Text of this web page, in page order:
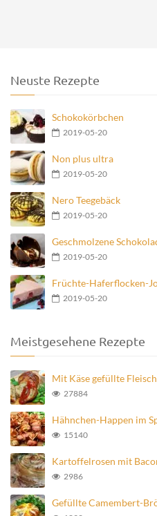
Neuste Rezepte
Schokokörbchen
2019-05-20
Non plus ultra
2019-05-20
Nero Teegebäck
2019-05-20
Geschmolzene
2019-05-20
Früchte-Haferflocken-
2019-05-20
Meistgesehene Rezepte
Mit Käse gefüllte
27884
Hähnchen-Happen im
15140
Kartoffelrosen mit
2986
Gefüllte Camembert-